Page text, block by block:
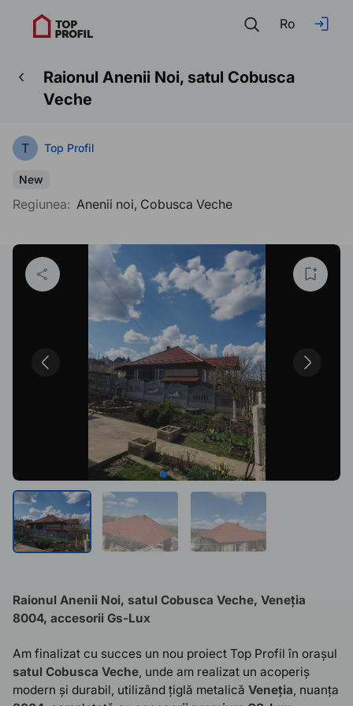
Ro
Raionul Anenii Noi, satul Cobusca
Veche
Raionul Anenii Noi, satul Cobusca Veche, Veneția
8004, accesorii Gs-Lux
Am finalizat cu succes un nou proiect Top Profil în orașul
satul Cobusca Veche, unde am realizat un acoperiș
modern și durabil, utilizând țiglă metalică Veneția, nuanța
T Top Profil
New
Regiunea: Anenii noi, Cobusca Veche